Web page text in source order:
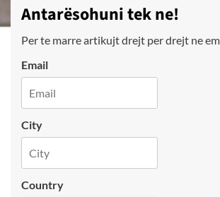
Antarësohuni tek ne!
Per te marre artikujt drejt per drejt ne
Email
City
Country